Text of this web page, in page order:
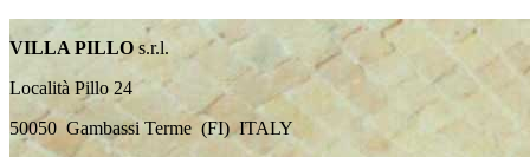
VILLA PILLO s.r.l.
Località Pillo 24
50050 Gambassi Terme (FI) ITALY